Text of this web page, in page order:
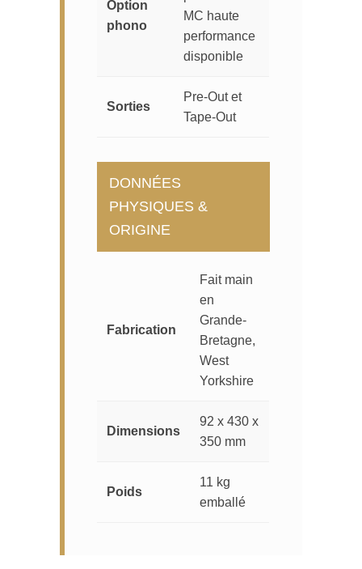
Option
phono
MC haute
performance
disponible
Sorties
Pre-Out et
Tape-Out
DONNÉES
PHYSIQUES &
ORIGINE
Fabrication
Fait main
en
Grande-
Bretagne,
West
Yorkshire
Dimensions
92 x 430 x
350 mm
Poids
11 kg
emballé